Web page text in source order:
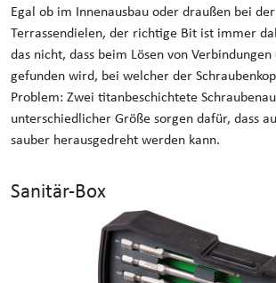
Egal ob im Innenausbau oder draußen bei
Terrassendielen, der richtige Bit ist immer
das nicht, dass beim Lösen von
gefunden wird, bei welcher der
Problem: Zwei titanbeschichtete
unterschiedlicher Größe sorgen dafür, dass
sauber herausgedreht werden kann.
Sanitär-Box